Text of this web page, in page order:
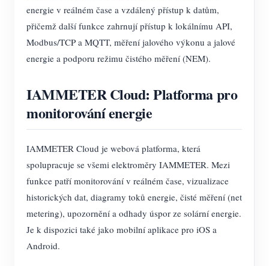
energie v reálném čase a vzdálený přístup k datům,
přičemž další funkce zahrnují přístup k lokálnímu API,
Modbus/TCP a MQTT, měření jalového výkonu a jalové
energie a podporu režimu čistého měření (NEM).
IAMMETER Cloud: Platforma pro
monitorování energie
IAMMETER Cloud je webová platforma, která
spolupracuje se všemi elektroměry IAMMETER. Mezi
funkce patří monitorování v reálném čase, vizualizace
historických dat, diagramy toků energie, čisté měření (net
metering), upozornění a odhady úspor ze solární energie.
Je k dispozici také jako mobilní aplikace pro iOS a
Android.